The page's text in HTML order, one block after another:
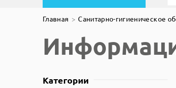
Главная Санитарно-гигиеническое
Категории